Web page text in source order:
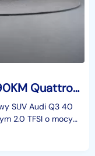
Audi Q3 II Audi Q3 40TFSI 190KM Quattro Stronic Comfort salon PL pakiet serwisowy
SUV Audi Q3 40
2.0 TFSI o mocy
automa